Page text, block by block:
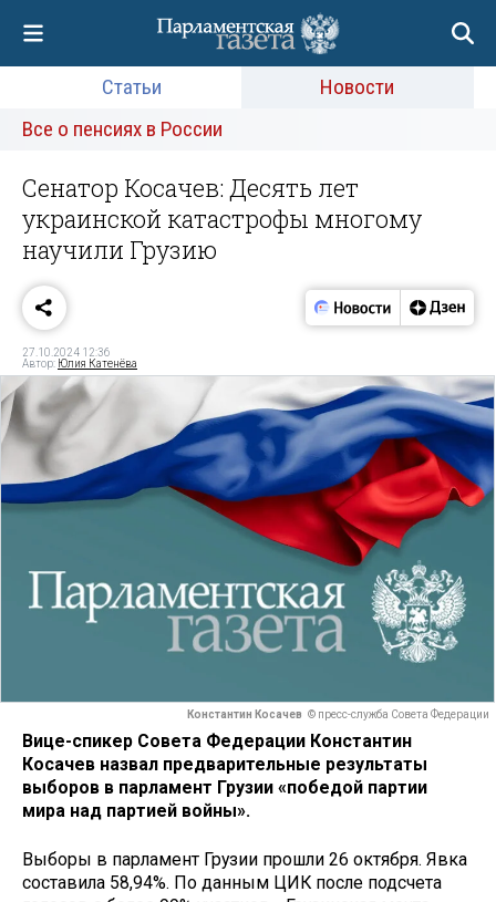
Статьи
Новости
Все о пенсиях в России
Сенатор Косачев: Десять лет
украинской катастрофы многому
научили Грузию
27.10.2024 12:36
Автор: Юлия Катенёва
Константин Косачев © пресс-служба Совета Федерации
Вице-спикер Совета Федерации Константин
Косачев назвал предварительные результаты
выборов в парламент Грузии «победой партии
мира над партией войны».
Выборы в парламент Грузии прошли 26 октября. Явка
составила 58,94%. По данным ЦИК после подсчета